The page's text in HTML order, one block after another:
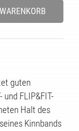
guten
und FLIP&FIT-
Halt des
Kinnbands